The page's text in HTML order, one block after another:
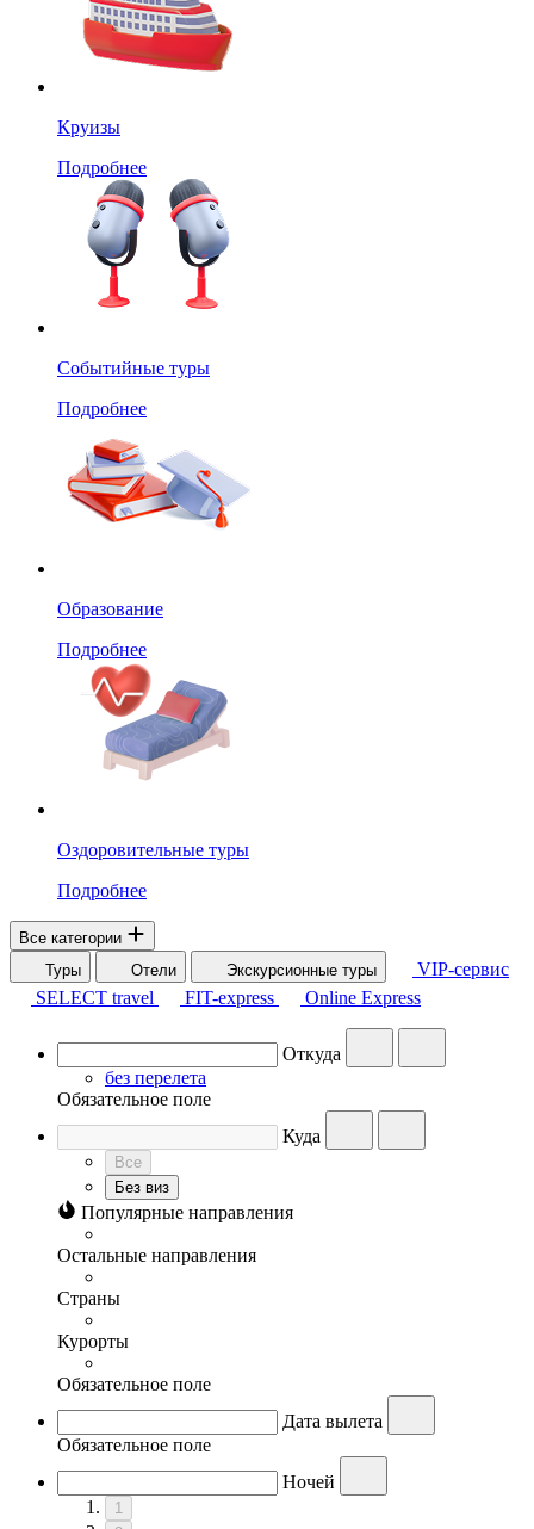
Круизы
Подробнее
Событийные туры
Подробнее
Образование
Подробнее
Оздоровительные туры
Подробнее
Все категории
Туры
Отели Экскурсионные туры
VIP-сервис
SELECT travel
FIT-express Online Express
Откуда
без перелета
Обязательное поле
Куда
Все
Без виз
Популярные направления
Остальные направления
Страны
Курорты
Обязательное поле
Дата вылета
Обязательное поле
Ночей
1